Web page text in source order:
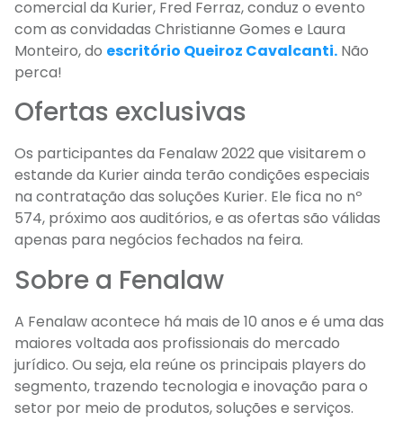
comercial da Kurier, Fred Ferraz, conduz o evento
com as convidadas Christianne Gomes e Laura
Monteiro, do escritório Queiroz Cavalcanti. Não
perca!
Ofertas exclusivas
Os participantes da Fenalaw 2022 que visitarem o
estande da Kurier ainda terão condições especiais
na contratação das soluções Kurier. Ele fica no nº
574, próximo aos auditórios, e as ofertas são válidas
apenas para negócios fechados na feira.
Sobre a Fenalaw
A Fenalaw acontece há mais de 10 anos e é uma das
maiores voltada aos profissionais do mercado
jurídico. Ou seja, ela reúne os principais players do
segmento, trazendo tecnologia e inovação para o
setor por meio de produtos, soluções e serviços.